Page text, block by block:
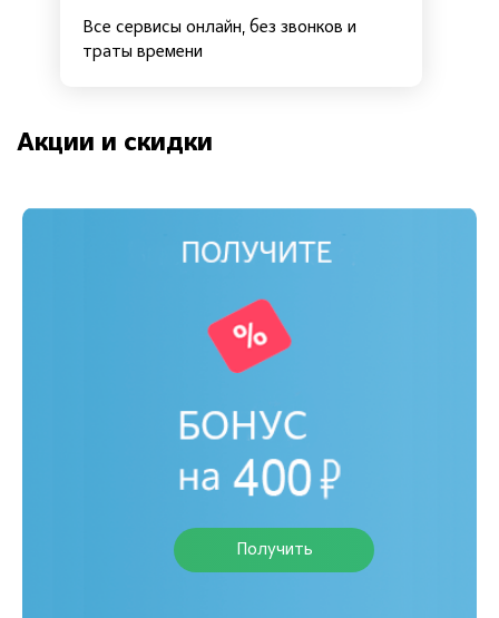
Все сервисы онлайн, без звонков и
траты времени
Акции и скидки
Получить